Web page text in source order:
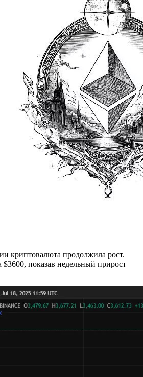
криптовалюта продолжила рост.
показав недельный прирост